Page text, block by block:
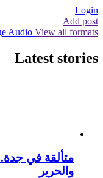
Login
Add post
Audio View all formats
Latest stories
متألقة في
والحرير